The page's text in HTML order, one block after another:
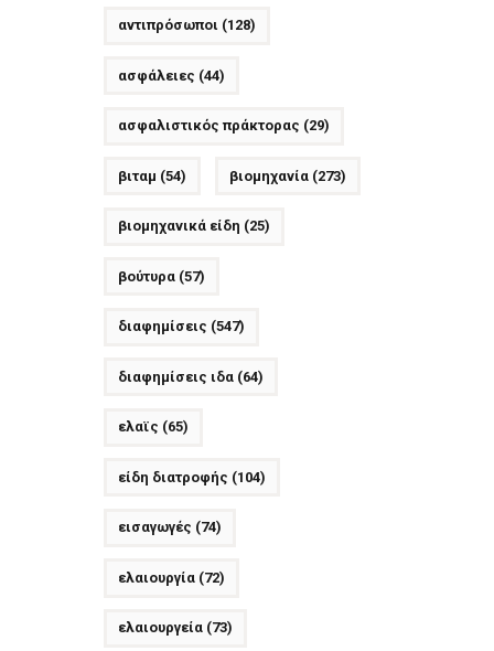
αντιπρόσωποι (128)
ασφάλειες (44)
ασφαλιστικός πράκτορας (29)
βιταμ (54) βιομηχανία(273)
βιομηχανικά είδη (25)
βούτυρα(57)
διαφημίσεις (547)
διαφημίσεις ιδα(64)
ελαϊς (65)
είδη διατροφής (104)
εισαγωγές (74)
ελαιουργία(72)
ελαιουργεία(73)